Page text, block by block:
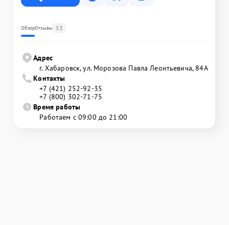
ОбзорОтзывы 53
Адрес
г. Хабаровск, ул. Морозова Павла Леонтьевича, 84А
Контакты
+7 (421) 252-92-35
+7 (800) 302-71-75
Время работы
Работаем с 09:00 до 21:00